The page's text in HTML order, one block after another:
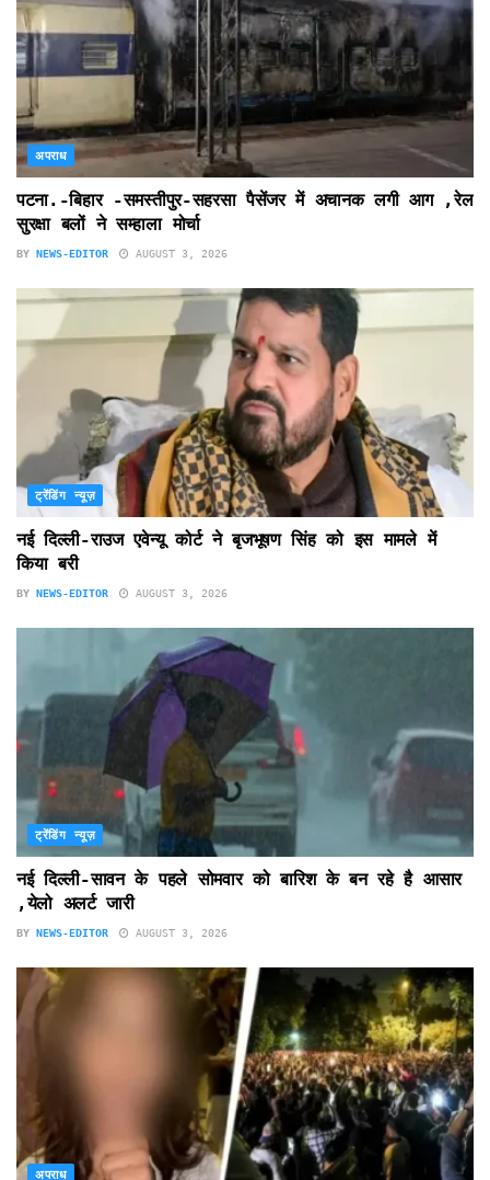
अपराध
पटना.-बिहार -समस्तीपुर-सहरसा पैसेंजर में अचानक लगी आग ,रेल
सुरक्षा बलों ने सम्हाला मोर्चा
BY NEWS-EDITOR AUGUST 3, 2026
ट्रेंडिंग न्यूज़
नई दिल्ली-राउज एवेन्यू कोर्ट ने बृजभूषण सिंह को इस मामले में
किया बरी
BY NEWS-EDITOR AUGUST 3, 2026
ट्रेंडिंग न्यूज़
नई दिल्ली-सावन के पहले सोमवार को बारिश के बन रहे है आसार
,येलो अलर्ट जारी
BY NEWS-EDITOR AUGUST 3, 2026
अपराध